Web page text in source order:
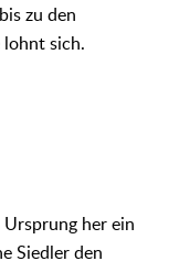
zu den
lohnt sich.
her ein
Siedler den